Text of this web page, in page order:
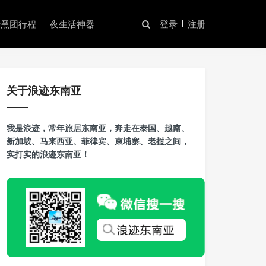
团行程 夜生活神器 登录 注册
关于浪迹东南亚
我是浪迹，常年旅居东南亚，奔走在泰国、越南、
新加坡、马来西亚、菲律宾、柬埔寨、老挝之间，
实打实的浪迹东南亚！